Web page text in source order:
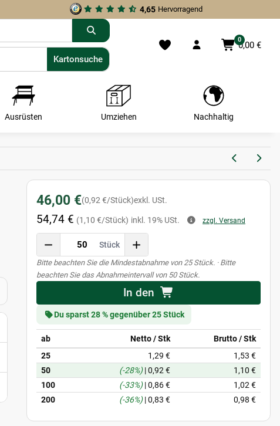
4,65 Hervorragend
0
0,00 €
Kartonsuche
Kartonsuche
Ausrüsten Umziehen Nachhaltig
46,00 €(0,92 €/Stück)exkl. USt.
54,74 € (1,10 €/Stück) inkl. 19% USt. zzgl. Versand
Stück
xBitte beachten Sie die Mindestabnahme von 25 Stück. · Bitte
beachten Sie das Abnahmeintervall von 50 Stück.
In den
Du sparst 28 % gegenüber 25 Stück
ab Netto / Stk
Brutto / Stk
25
1,29 €
1,53 €
50
(-28%)|0,92 €
1,10 €
100
(-33%)|0,86 €
1,02 €
200
(-36%)|0,83 € 0,98 €